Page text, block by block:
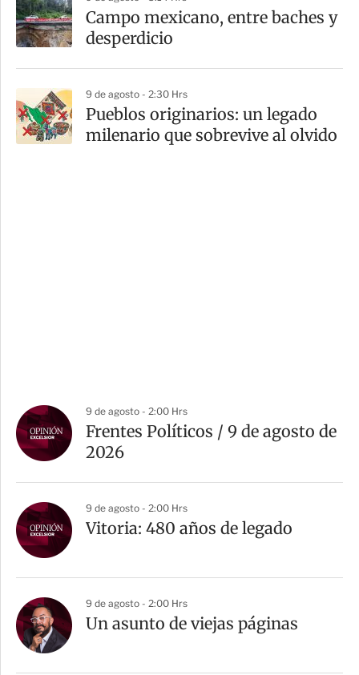
Campo mexicano, entre baches y
desperdicio
9 de agosto - 2:30 Hrs
Pueblos originarios: un legado
milenario que sobrevive al olvido
9 de agosto - 2:00 Hrs
Frentes Políticos / 9 de agosto de
2026
9 de agosto - 2:00 Hrs
Vitoria: 480 años de legado
9 de agosto - 2:00 Hrs
Un asunto de viejas páginas